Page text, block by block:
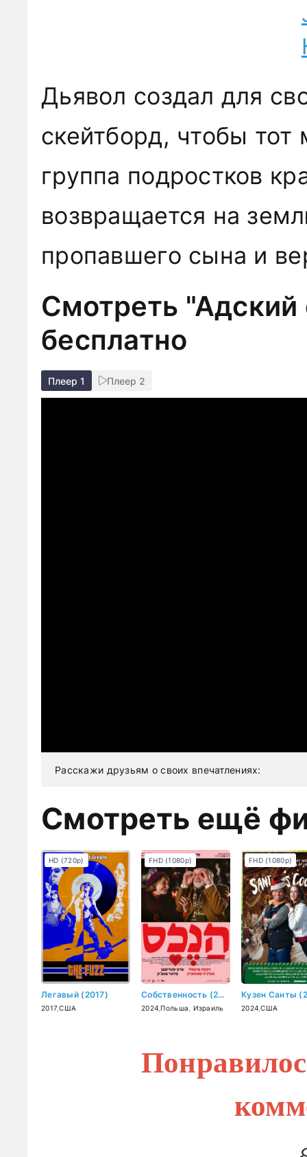
Дьявол создал для
скейтборд, чтобы
группа подростков
возвращается на
пропавшего сына и
Смотреть
бесплатно
Плеер 1 Плеер 2
Расскажи друзьям о своих впечатлениях:
Смотреть ещё
Легавый (2017)
2017 ,США
HD (720p)
Собственность (2024)
2024 ,Польша Израиль
FHD (1080p)
Кузен Санты
2024 ,США
FHD (1080p)